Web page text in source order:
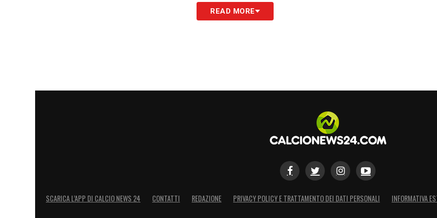
Perin (1), Di Gregorio (16), Pinsoglio (23).
READ MORE
SCARICA L’APP DI CALCIO NEWS 24 CONTATTI REDAZIONE PRIVACY POLICY E TRATTAMENTO DEI DATI PERSONALI INFORMATIVA